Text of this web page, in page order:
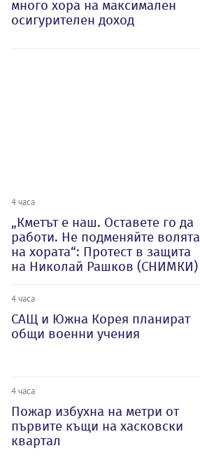
много хора на максимален
осигурителен доход
4 часа
„Кметът е наш. Оставете го да
работи. Не подменяйте волята
на хората“: Протест в защита
на Николай Рашков (СНИМКИ)
4 часа
САЩ и Южна Корея планират
общи военни учения
4 часа
Пожар избухна на метри от
първите къщи на хасковски
квартал